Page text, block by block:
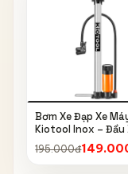
Bơm Xe Đạp Xe
Kiotool Inox – Đầu
Thông Minh, Kèm
Bóng, Đồng Hồ 160
195.000đ